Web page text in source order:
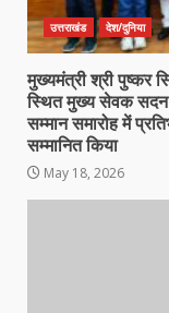
उत्तराखंड देश/दुनिया
मुख्यमंत्री श्री पुष्कर
स्थित मुख्य सेवक सदन
सम्मान समारोह में
सम्मानित किया
May 18, 2026